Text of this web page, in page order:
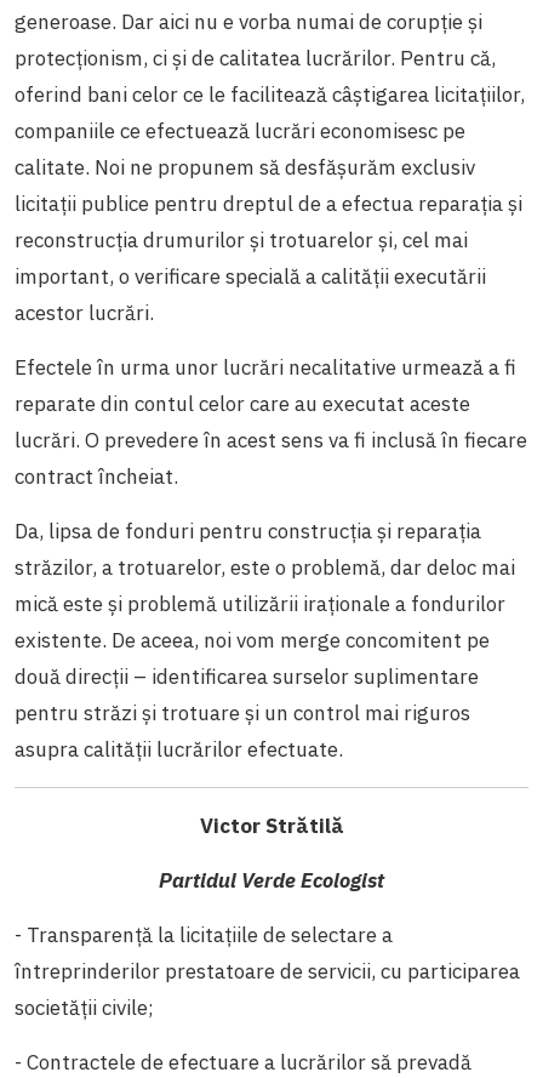
generoase. Dar aici nu e vorba numai de corupţie şi
protecţionism, ci şi de calitatea lucrărilor. Pentru că,
oferind bani celor ce le facilitează câştigarea licitaţiilor,
companiile ce efectuează lucrări economisesc pe
calitate. Noi ne propunem să desfăşurăm exclusiv
licitaţii publice pentru dreptul de a efectua reparaţia şi
reconstrucţia drumurilor şi trotuarelor şi, cel mai
important, o verificare specială a calităţii executării
acestor lucrări.
Efectele în urma unor lucrări necalitative urmează a fi
reparate din contul celor care au executat aceste
lucrări. O prevedere în acest sens va fi inclusă în fiecare
contract încheiat.
Da, lipsa de fonduri pentru construcţia şi reparaţia
străzilor, a trotuarelor, este o problemă, dar deloc mai
mică este şi problemă utilizării iraţionale a fondurilor
existente. De aceea, noi vom merge concomitent pe
două direcţii – identificarea surselor suplimentare
pentru străzi şi trotuare şi un control mai riguros
asupra calităţii lucrărilor efectuate.
Victor Strătilă
Partidul Verde Ecologist
- Transparenţă la licitaţiile de selectare a
întreprinderilor prestatoare de servicii, cu participarea
societăţii civile;
- Contractele de efectuare a lucrărilor să prevadă